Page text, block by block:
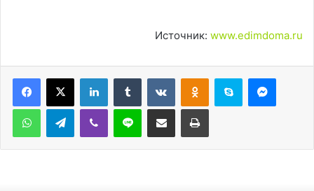
Источник: www.edimdoma.ru
LinkedInTumblr ВконтактеОдноклассники
Skype
WhatsAppTelegramViber Line Поделиться через электронную почту Печатать